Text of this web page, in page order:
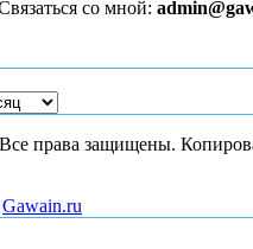
со мной:
права защищены.
Gawain.ru